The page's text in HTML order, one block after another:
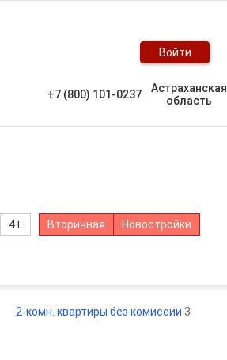
Войти
+7 (800) 101-0237
Астраханская
область
4+ Вторичная Новостройки
2-комн. квартиры без комиссии 3